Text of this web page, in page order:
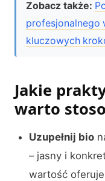
Zobacz także:
profesjonalnego
kluczowych
Jakie
warto
Uzupełnij bio
– jasny i
wartość